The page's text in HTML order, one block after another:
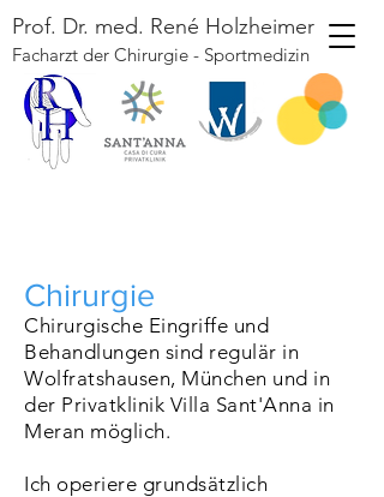
Prof. Dr. med. René Holzheimer
Facharzt der Chirurgie - Sportmedizin
Chirurgie
Chirurgische Eingriffe und
Behandlungen sind regulär in
Wolfratshausen, München und in
der Privatklinik Villa Sant'Anna in
Meran möglich.
Ich operiere grundsätzlich